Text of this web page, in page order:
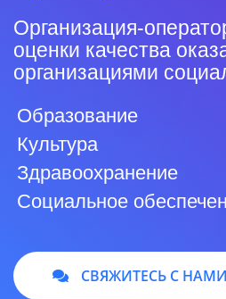
Организация-
оценки качества
организациями
Образование
Культура
Здравоохранение
Социальное
СВЯЖИТЕСЬ С НАМИ